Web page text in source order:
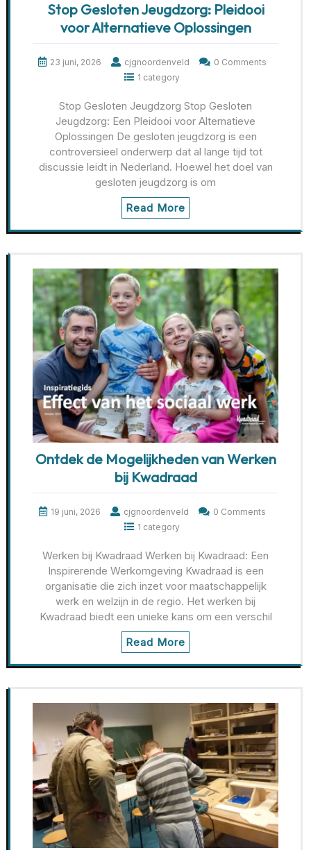
Stop Gesloten Jeugdzorg: Pleidooi
voor Alternatieve Oplossingen
23 juni, 2026 cjgnoordenveld
0 Comments
1 category
Stop Gesloten Jeugdzorg Stop Gesloten
Jeugdzorg: Een Pleidooi voor Alternatieve
Oplossingen De gesloten jeugdzorg is een
controversieel onderwerp dat al lange tijd tot
discussie leidt in Nederland. Hoewel het doel van
gesloten jeugdzorg is om
Read More
Ontdek de Mogelijkheden van Werken
bij Kwadraad
19 juni, 2026 cjgnoordenveld
0 Comments
1 category
Werken bij Kwadraad Werken bij Kwadraad: Een
Inspirerende Werkomgeving Kwadraad is een
organisatie die zich inzet voor maatschappelijk
werk en welzijn in de regio. Het werken bij
Kwadraad biedt een unieke kans om een verschil
Read More